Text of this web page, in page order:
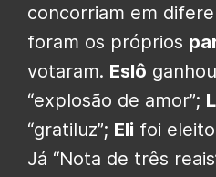
concorriam em
foram os próprios
votaram. Eslô
“explosão de amor”;
“gratiluz”; Eli foi eleito
Já “Nota de três